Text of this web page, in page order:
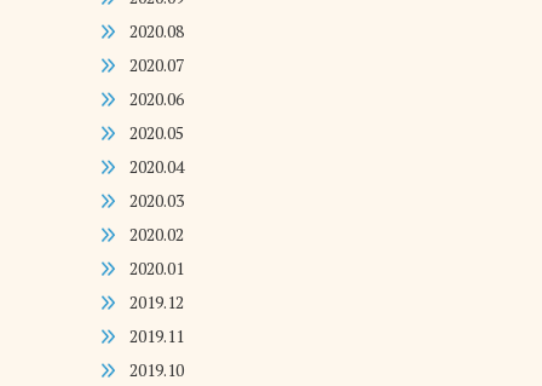
2020.08
2020.07
2020.06
2020.05
2020.04
2020.03
2020.02
2020.01
2019.12
2019.11
2019.10